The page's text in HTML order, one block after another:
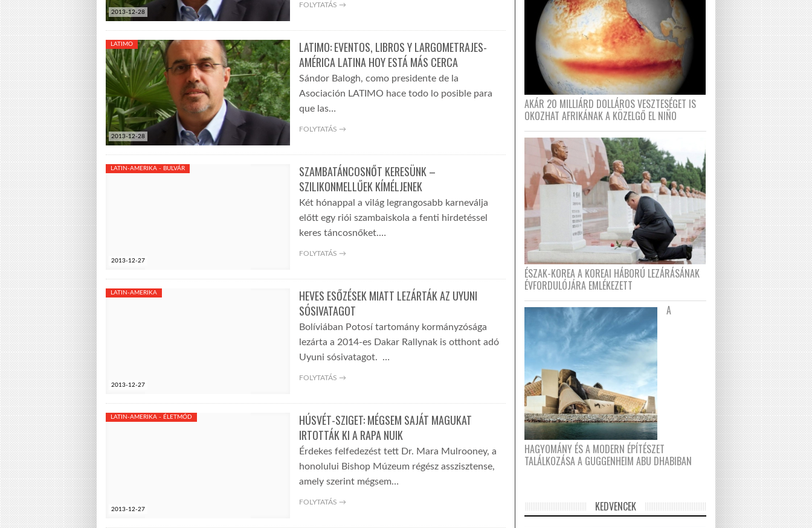
2013-12-28
FOLYTATÁS →
2013-12-28
LATIMO
LATIMO: EVENTOS, LIBROS Y LARGOMETRAJES-
AMÉRICA LATINA HOY ESTÁ MÁS CERCA
Sándor Balogh, como presidente de la
Asociación LATIMO hace todo lo posible para
que las…
FOLYTATÁS →
2013-12-27
LATIN-AMERIKA - BULVÁR
SZAMBATÁNCOSNŐT KERESÜNK –
SZILIKONMELLŰEK KÍMÉLJENEK
Két hónappal a világ legrangosabb karneválja
előtt egy riói szambaiskola a fenti hirdetéssel
keres táncosnőket.…
FOLYTATÁS →
2013-12-27
LATIN-AMERIKA
HEVES ESŐZÉSEK MIATT LEZÁRTÁK AZ UYUNI
SÓSIVATAGOT
Bolíviában Potosí tartomány kormányzósága
lezárta a 2014-es Dakar Rallynak is otthont adó
Uyuni sósivatagot. …
FOLYTATÁS →
2013-12-27
LATIN-AMERIKA - ÉLETMÓD
HÚSVÉT-SZIGET: MÉGSEM SAJÁT MAGUKAT
IRTOTTÁK KI A RAPA NUIK
Érdekes felfedezést tett Dr. Mara Mulrooney, a
honolului Bishop Múzeum régész asszisztense,
amely szerint mégsem…
FOLYTATÁS →
AKÁR 20 MILLIÁRD DOLLÁROS VESZTESÉGET IS
OKOZHAT AFRIKÁNAK A KÖZELGŐ EL NIÑO
ÉSZAK-KOREA A KOREAI HÁBORÚ LEZÁRÁSÁNAK
ÉVFORDULÓJÁRA EMLÉKEZETT
A
HAGYOMÁNY ÉS A MODERN ÉPÍTÉSZET
TALÁLKOZÁSA A GUGGENHEIM ABU DHABIBAN
KEDVENCEK